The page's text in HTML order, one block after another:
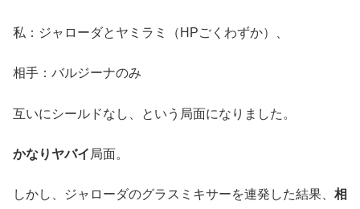
私：ジャローダとヤミラミ（HPごくわずか）、
相手：バルジーナのみ
互いにシールドなし、という局面になりました。
かなりヤバイ 局面。
しかし、ジャローダのグラスミキサーを連発した結果、 相